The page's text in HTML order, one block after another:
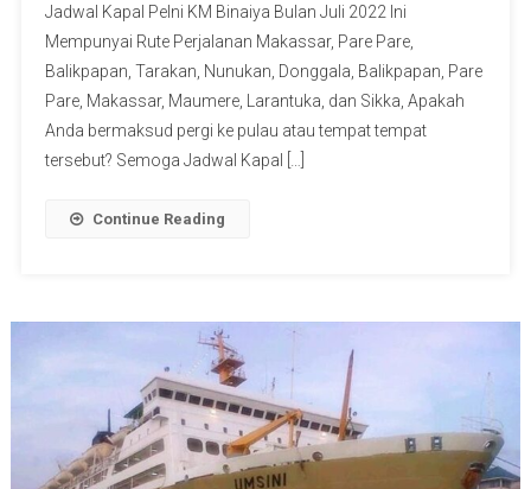
Jadwal Kapal Pelni KM Binaiya Bulan Juli 2022 Ini
Mempunyai Rute Perjalanan Makassar, Pare Pare,
Balikpapan, Tarakan, Nunukan, Donggala, Balikpapan, Pare
Pare, Makassar, Maumere, Larantuka, dan Sikka, Apakah
Anda bermaksud pergi ke pulau atau tempat tempat
tersebut? Semoga Jadwal Kapal […]
Continue Reading